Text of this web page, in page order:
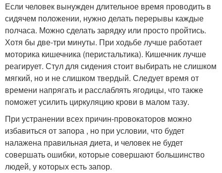
Если человек вынужден длительное время проводить в
сидячем положении, нужно делать перерывы каждые
полчаса. Можно сделать зарядку или просто пройтись.
Хотя бы две-три минуты. При ходьбе лучше работает
моторика кишечника (перистальтика). Кишечник лучше
реагирует. Стул для сидения стоит выбирать не слишком
мягкий, но и не слишком твердый. Следует время от
времени напрягать и расслаблять ягодицы, что также
поможет усилить циркуляцию крови в малом тазу.
При устранении всех причин-провокаторов можно
избавиться от запора , но при условии, что будет
налажена правильная диета, и человек не будет
совершать ошибки, которые совершают большинство
людей, у которых есть запор.